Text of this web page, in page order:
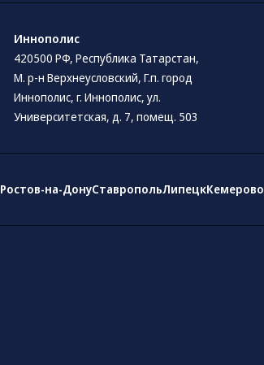
Иннополис
420500 РФ, Республика Татарстан,
М. р-н Верхнеусловский, Г.п. город
Иннополис, г. Иннополис, ул.
Университетская, д. 7, помещ. 503
Ростов-на-ДонуСтавропольЛипецкКемерово